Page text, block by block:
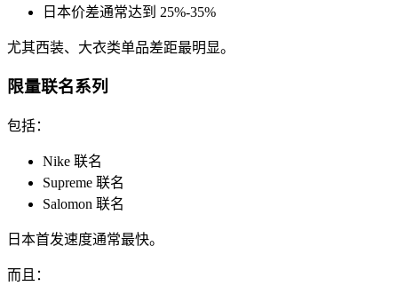
日本价差通常达到 25%-35%
尤其西装、大衣类单品差距最明显。
限量联名系列
包括：
Nike 联名
Supreme 联名
Salomon 联名
日本首发速度通常最快。
而且：